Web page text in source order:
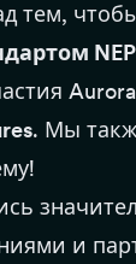
тем,
. Мы
и